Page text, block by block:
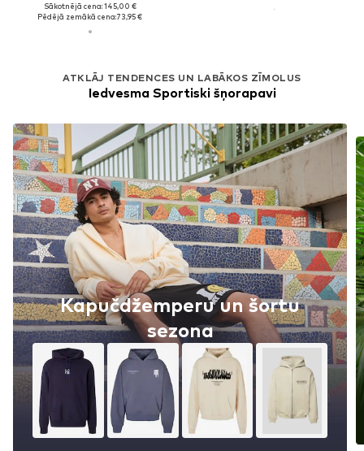
Sākotnējā cena: 145,00 €
Pēdējā zemākā cena:73,95 €
ATKLĀJ TENDENCES UN LABĀKOS ZĪMOLUS
Iedvesma Sportiski šņorapavi
Kapučdžemperu un šortu
sezona